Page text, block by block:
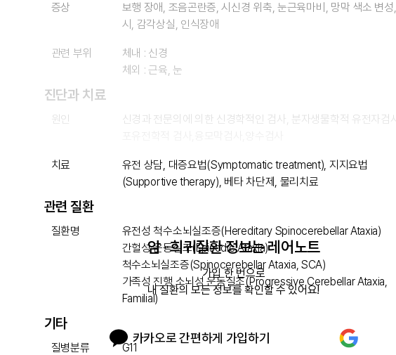
증상
보행 장애, 조음곤란증, 시신경 위축, 눈근육마비, 망막 색소 변성
시, 감각상실, 인식장애
관련 부위
체내 : 신경
체외 : 근육, 눈
진단과 치료
원인
신경과 전문의에 의한 신경학적인 검사, 분자생물학적 유전자검
치료
유전 상담, 대증요법(Symptomatic treatment), 지지요법
(Supportive therapy), 베타 차단제, 물리치료
관련 질환
질환명
유전성 척수소뇌실조증(Hereditary Spinocerebellar Ataxia)
간헐성 운동실조(Episodic Ataxia)
척수소뇌실조증(Spinocerebellar Ataxia, SCA)
가족성 진행 소뇌성 운동실조(Progressive Cerebellar Ataxia,
Familial)
기타
질병분류
G11
암 · 희귀질환 정보는 레어노트
가입 한 번으로
내 질환의 모든 정보를 확인할 수 있어요!
카카오로 간편하게 가입하기